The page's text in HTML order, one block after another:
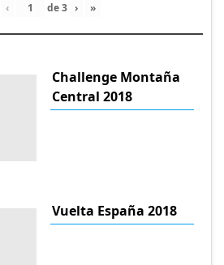
‹ de3 › »
Challenge Montaña
Central 2018
Vuelta España 2018